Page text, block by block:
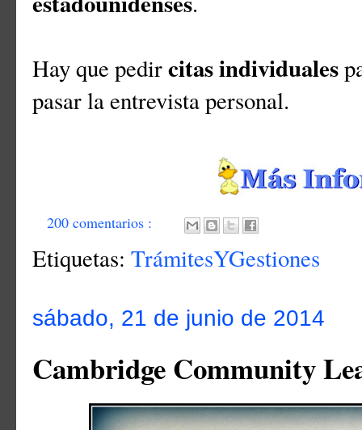
Hay que pedircitas individuales
pasar la entrevista personal.
200 comentarios :
Etiquetas: TrámitesYGestiones
sábado, 21 de junio de 2014
Cambridge Community